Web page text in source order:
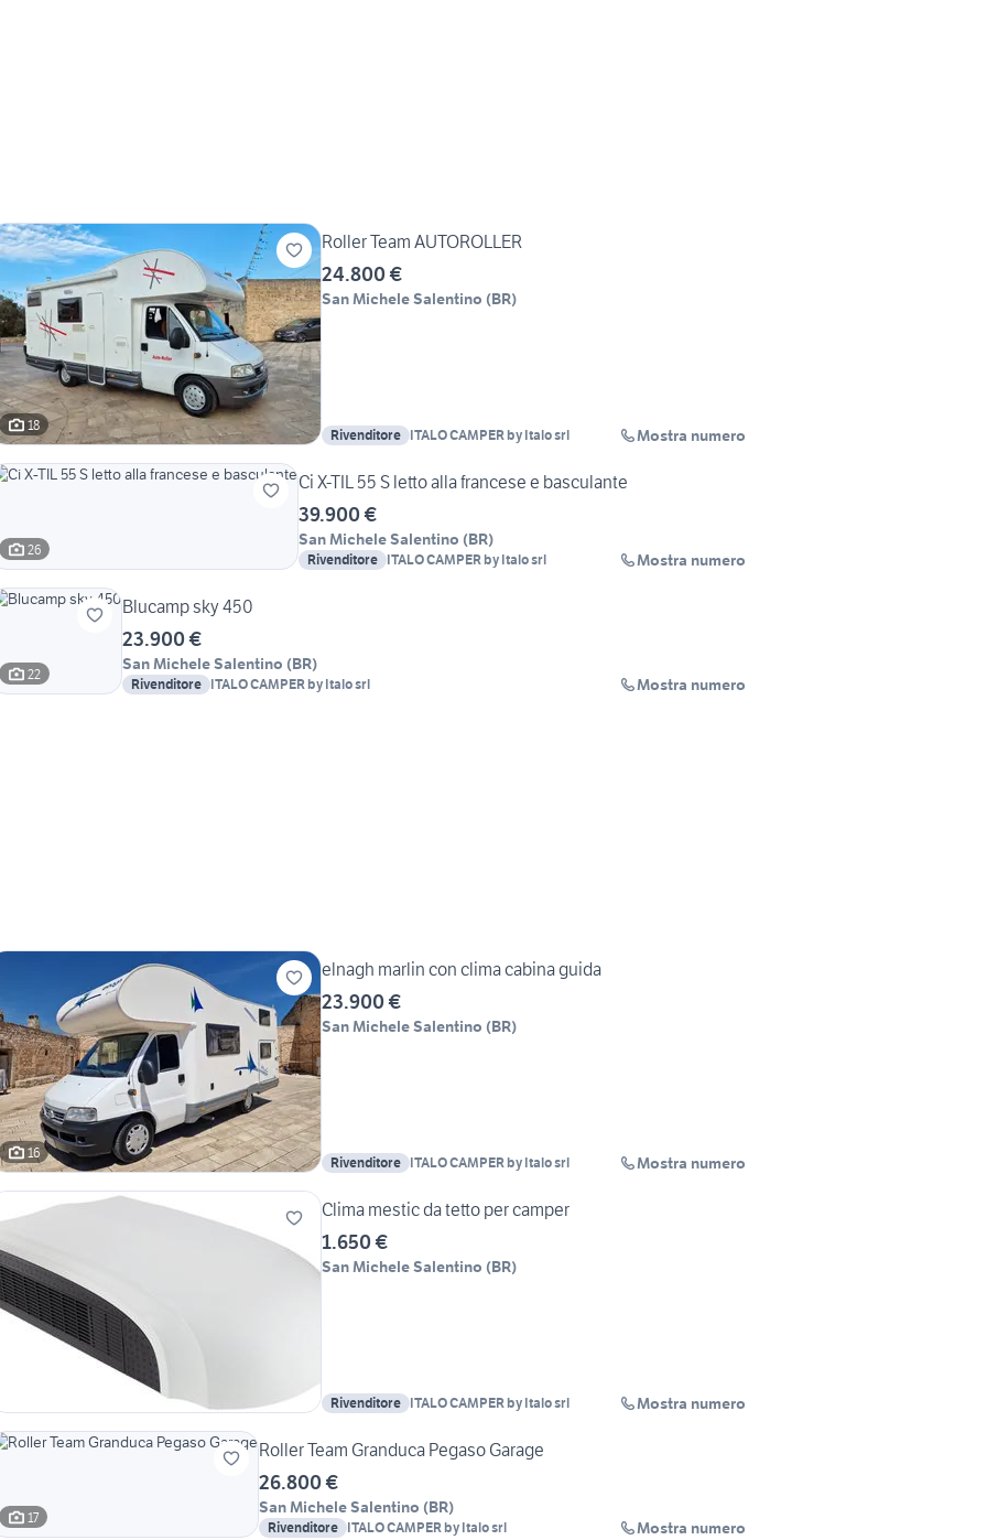
18
Roller Team AUTOROLLER
24.800 €
San Michele Salentino (BR)
Rivenditore ITALO CAMPER by Italo srl Mostra numero
26
Ci X-TIL 55 S letto alla francese e basculante
39.900 €
San Michele Salentino (BR)
Rivenditore ITALO CAMPER by Italo srl Mostra numero
22
Blucamp sky 450
23.900 €
San Michele Salentino (BR)
Rivenditore ITALO CAMPER by Italo srl Mostra numero
16
elnagh marlin con clima cabina guida
23.900 €
San Michele Salentino (BR)
Rivenditore ITALO CAMPER by Italo srl Mostra numero
Clima mestic da tetto per camper
1.650 €
San Michele Salentino (BR)
Rivenditore ITALO CAMPER by Italo srl Mostra numero
17
Roller Team Granduca Pegaso Garage
26.800 €
San Michele Salentino (BR)
Rivenditore ITALO CAMPER by Italo srl Mostra numero